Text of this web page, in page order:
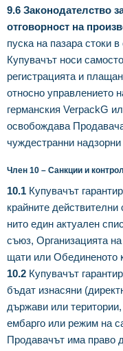
9.6 Законодателство
отговорност на
пуска на пазара стоки
Купувачът носи
регистрацията и
относно управлението
германския VerpackG
освобождава
чуждестранни надзорни
Член 10 – Санкции и
10.1 Купувачът
крайните
нито един актуален
съюз, Организацията
щати или Обединеното
10.2 Купувачът
бъдат изнасяни
държави или територии,
ембарго или режим на
Продавачът има право